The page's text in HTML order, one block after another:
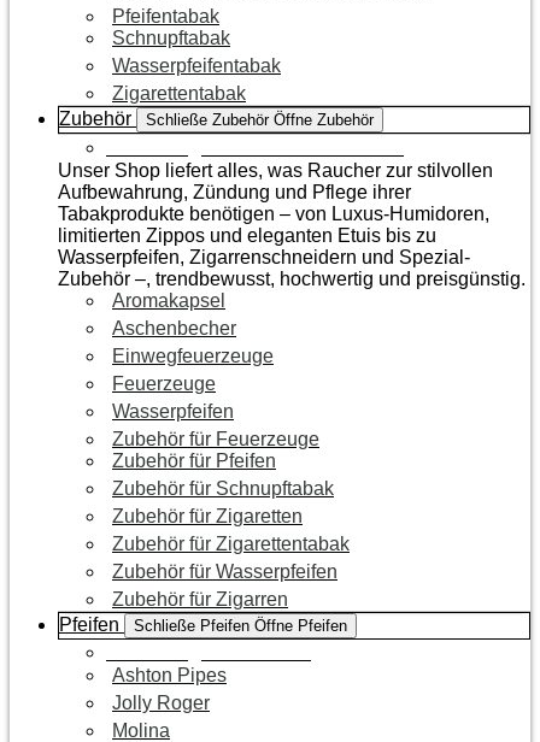
Pfeifentabak
Schnupftabak
Wasserpfeifentabak
Zigarettentabak
Zubehör
Schließe Zubehör Öffne Zubehör
Unser Shop liefert alles, was Raucher zur stilvollen
Aufbewahrung, Zündung und Pflege ihrer
Tabakprodukte benötigen – von Luxus-Humidoren,
limitierten Zippos und eleganten Etuis bis zu
Wasserpfeifen, Zigarrenschneidern und Spezial-
Zubehör –, trendbewusst, hochwertig und preisgünstig.
Aromakapsel
Aschenbecher
Einwegfeuerzeuge
Feuerzeuge
Wasserpfeifen
Zubehör für Feuerzeuge
Zubehör für Pfeifen
Zubehör für Schnupftabak
Zubehör für Zigaretten
Zubehör für Zigarettentabak
Zubehör für Wasserpfeifen
Zubehör für Zigarren
Pfeifen
Schließe Pfeifen Öffne Pfeifen
Ashton Pipes
Jolly Roger
Molina